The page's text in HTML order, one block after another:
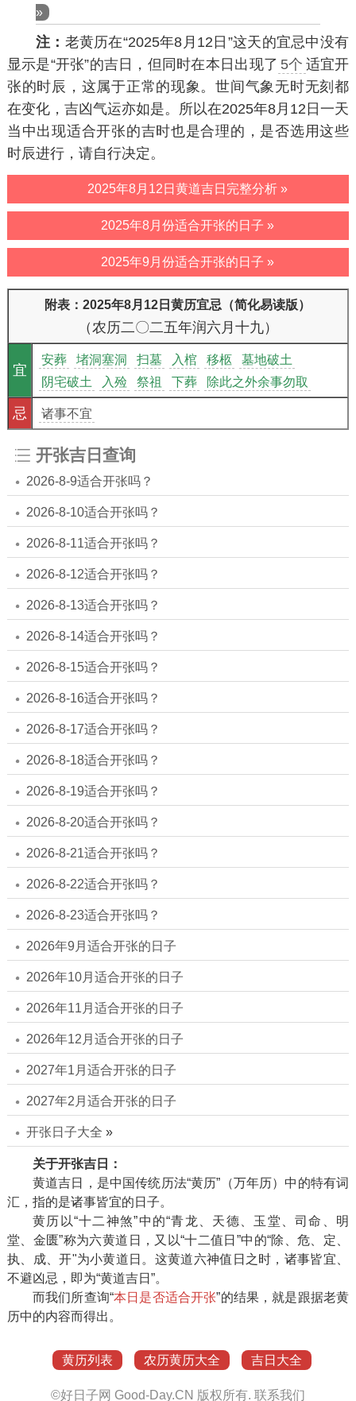
»
注： 老黄历在“2025年8月12日”这天的宜忌中没有
显示是“开张”的吉日，但同时在本日出现了 5个 适宜开
张的时辰，这属于正常的现象。世间气象无时无刻都
在变化，吉凶气运亦如是。所以在2025年8月12日一天
当中出现适合开张的吉时也是合理的，是否选用这些
时辰进行，请自行决定。
2025年8月12日黄道吉日完整分析 »
2025年8月份适合开张的日子 »
2025年9月份适合开张的日子 »
附表：2025年8月12日黄历宜忌（简化易读版）
（农历二〇二五年润六月十九）
宜
安葬 堵洞塞洞 扫墓 入棺 移柩
墓地破土
阴宅破土
入殓 祭祖 下葬
除此之外余事勿取
忌
诸事不宜
开张吉日查询
2026-8-9适合开张吗？
2026-8-10适合开张吗？
2026-8-11适合开张吗？
2026-8-12适合开张吗？
2026-8-13适合开张吗？
2026-8-14适合开张吗？
2026-8-15适合开张吗？
2026-8-16适合开张吗？
2026-8-17适合开张吗？
2026-8-18适合开张吗？
2026-8-19适合开张吗？
2026-8-20适合开张吗？
2026-8-21适合开张吗？
2026-8-22适合开张吗？
2026-8-23适合开张吗？
2026年9月适合开张的日子
2026年10月适合开张的日子
2026年11月适合开张的日子
2026年12月适合开张的日子
2027年1月适合开张的日子
2027年2月适合开张的日子
开张日子大全 »
关于开张吉日：
黄道吉日，是中国传统历法“黄历”（万年历）中的特有词
汇，指的是诸事皆宜的日子。
黄历以“十二神煞”中的“青龙、天德、玉堂、司命、明
堂、金匮”称为六黄道日，又以“十二值日”中的“除、危、定、
执、成、开"为小黄道日。这黄道六神值日之时，诸事皆宜、
不避凶忌，即为“黄道吉日”。
而我们所查询“本日是否适合开张”的结果，就是跟据老黄
历中的内容而得出。
黄历列表 农历黄历大全 吉日大全
©好日子网 Good-Day.CN 版权所有. 联系我们